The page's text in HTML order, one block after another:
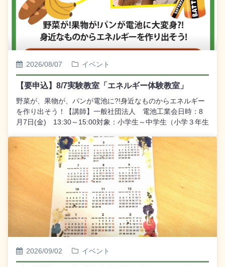
2026/08/07 イベント
【要申込】8/7実験教室「エネルギー体験教室」
野菜が、果物が、パンが電池に?!身近なものからエネルギー
を作り出そう！【講師】一般社団法人 電池工業会日時：8
月7日(金) 13:30～15:00対象：小学生～中学生（小学３年生
Ｂ受付【定員締切】 ※申し込みはこちら
2026/09/02 イベント